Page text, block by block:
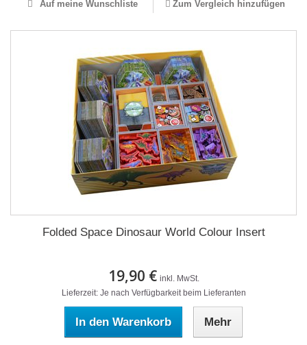
Auf meine Wunschliste Zum Vergleich hinzufügen
Folded Space Dinosaur World Colour Insert
19,90 € inkl. MwSt.
Lieferzeit: Je nach Verfügbarkeit beim Lieferanten
In den Warenkorb Mehr